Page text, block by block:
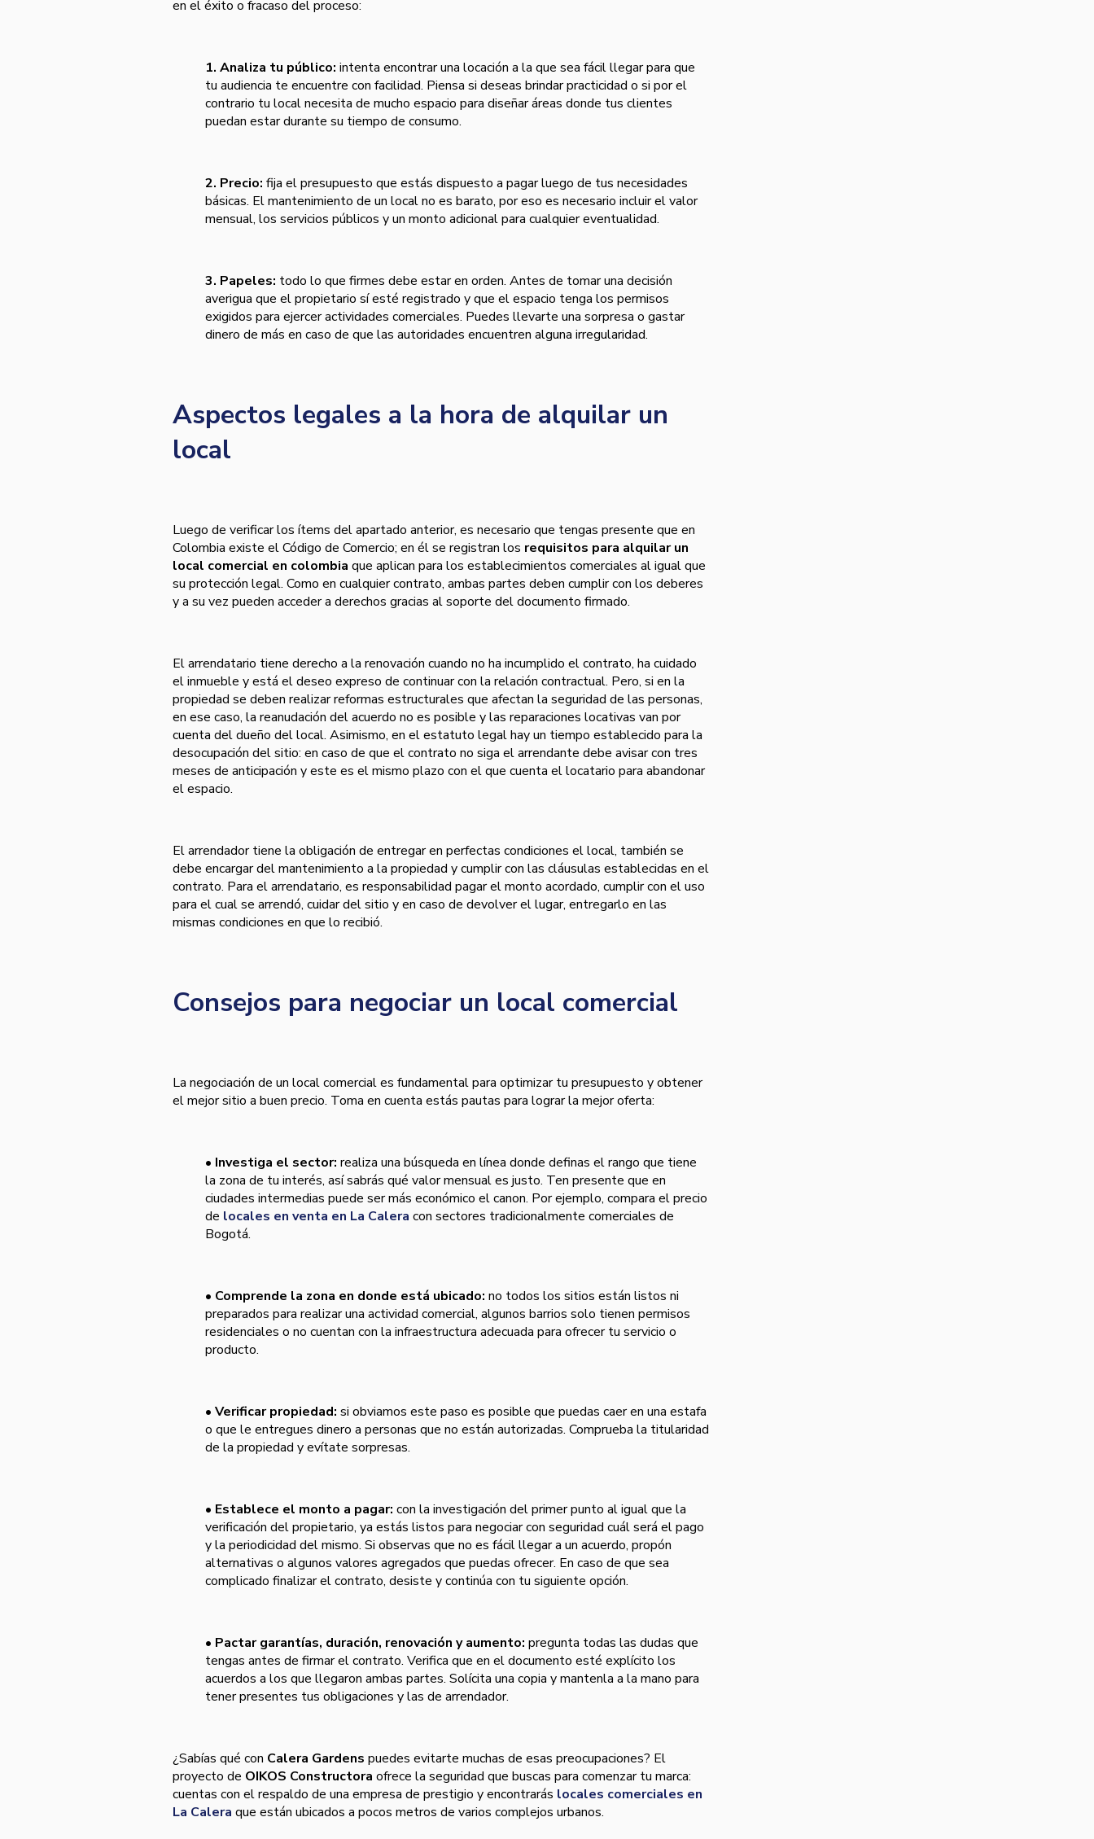
en el éxito o fracaso del proceso:
1. Analiza tu público: intenta encontrar una locación a la que sea fácil llegar para que
tu audiencia te encuentre con facilidad. Piensa si deseas brindar practicidad o si por el
contrario tu local necesita de mucho espacio para diseñar áreas donde tus clientes
puedan estar durante su tiempo de consumo.
2. Precio: fija el presupuesto que estás dispuesto a pagar luego de tus necesidades
básicas. El mantenimiento de un local no es barato, por eso es necesario incluir el valor
mensual, los servicios públicos y un monto adicional para cualquier eventualidad.
3. Papeles: todo lo que firmes debe estar en orden. Antes de tomar una decisión
averigua que el propietario sí esté registrado y que el espacio tenga los permisos
exigidos para ejercer actividades comerciales. Puedes llevarte una sorpresa o gastar
dinero de más en caso de que las autoridades encuentren alguna irregularidad.
Aspectos legales a la hora de alquilar un
local
Luego de verificar los ítems del apartado anterior, es necesario que tengas presente que en
Colombia existe el Código de Comercio; en él se registran los requisitos para alquilar un
local comercial en colombia que aplican para los establecimientos comerciales al igual que
su protección legal. Como en cualquier contrato, ambas partes deben cumplir con los deberes
y a su vez pueden acceder a derechos gracias al soporte del documento firmado.
El arrendatario tiene derecho a la renovación cuando no ha incumplido el contrato, ha cuidado
el inmueble y está el deseo expreso de continuar con la relación contractual. Pero, si en la
propiedad se deben realizar reformas estructurales que afectan la seguridad de las personas,
en ese caso, la reanudación del acuerdo no es posible y las reparaciones locativas van por
cuenta del dueño del local. Asimismo, en el estatuto legal hay un tiempo establecido para la
desocupación del sitio: en caso de que el contrato no siga el arrendante debe avisar con tres
meses de anticipación y este es el mismo plazo con el que cuenta el locatario para abandonar
el espacio.
El arrendador tiene la obligación de entregar en perfectas condiciones el local, también se
debe encargar del mantenimiento a la propiedad y cumplir con las cláusulas establecidas en el
contrato. Para el arrendatario, es responsabilidad pagar el monto acordado, cumplir con el uso
para el cual se arrendó, cuidar del sitio y en caso de devolver el lugar, entregarlo en las
mismas condiciones en que lo recibió.
Consejos para negociar un local comercial
La negociación de un local comercial es fundamental para optimizar tu presupuesto y obtener
el mejor sitio a buen precio. Toma en cuenta estás pautas para lograr la mejor oferta:
• Investiga el sector: realiza una búsqueda en línea donde definas el rango que tiene
la zona de tu interés, así sabrás qué valor mensual es justo. Ten presente que en
ciudades intermedias puede ser más económico el canon. Por ejemplo, compara el precio
de locales en venta en La Calera con sectores tradicionalmente comerciales de
Bogotá.
• Comprende la zona en donde está ubicado: no todos los sitios están listos ni
preparados para realizar una actividad comercial, algunos barrios solo tienen permisos
residenciales o no cuentan con la infraestructura adecuada para ofrecer tu servicio o
producto.
• Verificar propiedad: si obviamos este paso es posible que puedas caer en una estafa
o que le entregues dinero a personas que no están autorizadas. Comprueba la titularidad
de la propiedad y evítate sorpresas.
• Establece el monto a pagar: con la investigación del primer punto al igual que la
verificación del propietario, ya estás listos para negociar con seguridad cuál será el pago
y la periodicidad del mismo. Si observas que no es fácil llegar a un acuerdo, propón
alternativas o algunos valores agregados que puedas ofrecer. En caso de que sea
complicado finalizar el contrato, desiste y continúa con tu siguiente opción.
• Pactar garantías, duración, renovación y aumento: pregunta todas las dudas que
tengas antes de firmar el contrato. Verifica que en el documento esté explícito los
acuerdos a los que llegaron ambas partes. Solícita una copia y mantenla a la mano para
tener presentes tus obligaciones y las de arrendador.
¿Sabías qué con Calera Gardens puedes evitarte muchas de esas preocupaciones? El
proyecto de OIKOS Constructora ofrece la seguridad que buscas para comenzar tu marca:
cuentas con el respaldo de una empresa de prestigio y encontrarás locales comerciales en
La Calera que están ubicados a pocos metros de varios complejos urbanos.